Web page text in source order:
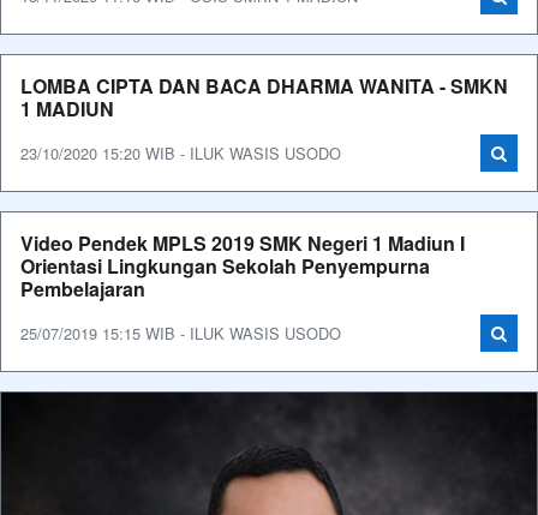
LOMBA CIPTA DAN BACA DHARMA WANITA - SMKN
1 MADIUN
23/10/2020 15:20 WIB - ILUK WASIS USODO
Video Pendek MPLS 2019 SMK Negeri 1 Madiun I
Orientasi Lingkungan Sekolah Penyempurna
Pembelajaran
25/07/2019 15:15 WIB - ILUK WASIS USODO